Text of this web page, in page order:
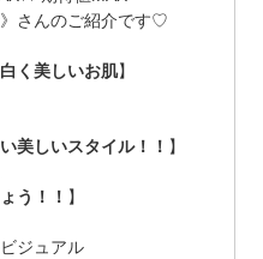
》さんのご紹介です♡
く美しいお肌】
美しいスタイル！！ 】
う！！ 】
ジュアル